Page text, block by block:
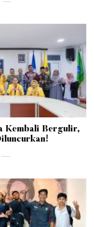
Kembali Bergulir,